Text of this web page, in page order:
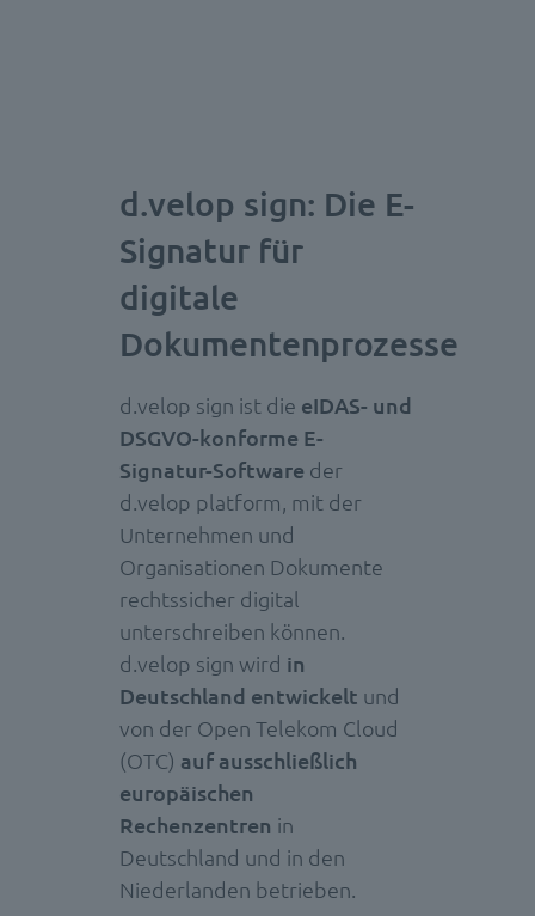
d.velop sign: Die E-
Signatur für
digitale
Dokumentenprozesse
d.velop sign ist die eIDAS- und
DSGVO-konforme E-
Signatur-Software der
d.velop platform, mit der
Unternehmen und
Organisationen Dokumente
rechtssicher digital
unterschreiben können.
d.velop sign wird in
Deutschland entwickelt und
von der Open Telekom Cloud
(OTC) auf ausschließlich
europäischen
Rechenzentren in
Deutschland und in den
Niederlanden betrieben.